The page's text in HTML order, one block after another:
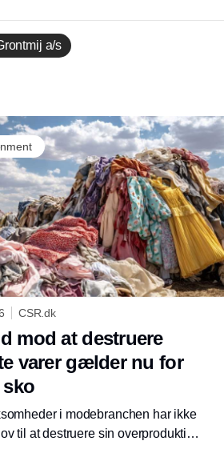
a/s
CSR.dk
mod at destruere
varer gælder nu for
i modebranchen har ikke
til at destruere sin overproduktion.